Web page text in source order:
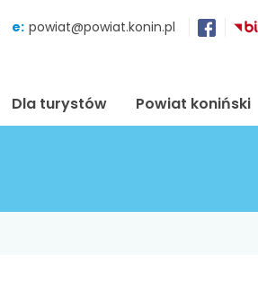
e: powiat@powiat.konin.pl
Dla turystów Powiat koniński